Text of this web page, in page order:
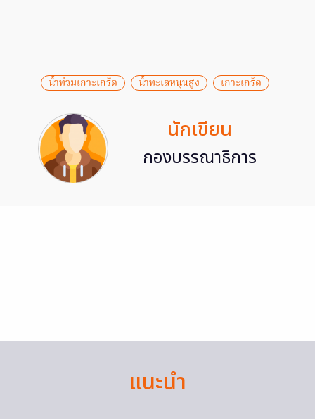
น้ำท่วมเกาะเกร็ด น้ำทะเลหนุนสูง เกาะเกร็ด
นักเขียน
กองบรรณาธิการ
แนะนำ